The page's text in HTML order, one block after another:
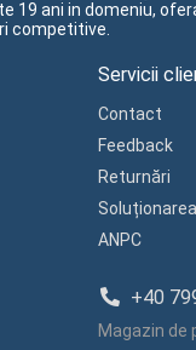
19 ani in domeniu,
competitive.
Servicii
Contact
Feedback
Returnări
ANPC
+40
Magazin de